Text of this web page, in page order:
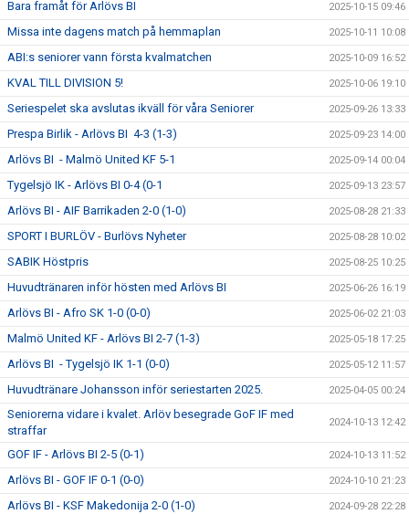
Bara framåt för Arlövs BI 2025-10-15 09:46
Missa inte dagens match på hemmaplan 2025-10-11 10:08
ABI:s seniorer vann första kvalmatchen 2025-10-09 16:52
KVAL TILL DIVISION 5! 2025-10-06 19:10
Seriespelet ska avslutas ikväll för våra Seniorer 2025-09-26 13:33
Prespa Birlik - Arlövs BI 4-3 (1-3) 2025-09-23 14:00
Arlövs BI - Malmö United KF 5-1 2025-09-14 00:04
Tygelsjö IK - Arlövs BI 0-4 (0-1 2025-09-13 23:57
Arlövs BI - AIF Barrikaden 2-0 (1-0) 2025-08-28 21:33
SPORT I BURLÖV - Burlövs Nyheter 2025-08-28 10:02
SABIK Höstpris 2025-08-25 10:25
Huvudtränaren inför hösten med Arlövs BI 2025-06-26 16:19
Arlövs BI - Afro SK 1-0 (0-0) 2025-06-02 21:03
Malmö United KF - Arlövs BI 2-7 (1-3) 2025-05-18 17:25
Arlövs BI - Tygelsjö IK 1-1 (0-0) 2025-05-12 11:57
Huvudtränare Johansson inför seriestarten 2025. 2025-04-05 00:24
Seniorerna vidare i kvalet. Arlöv besegrade GoF IF med
straffar
2024-10-13 12:42
GOF IF - Arlövs BI 2-5 (0-1) 2024-10-13 11:52
Arlövs BI - GOF IF 0-1 (0-0) 2024-10-10 21:23
Arlövs BI - KSF Makedonija 2-0 (1-0) 2024-09-28 22:28